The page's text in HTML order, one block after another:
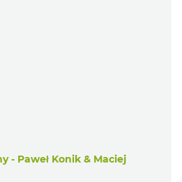
- Paweł Konik & Maciej